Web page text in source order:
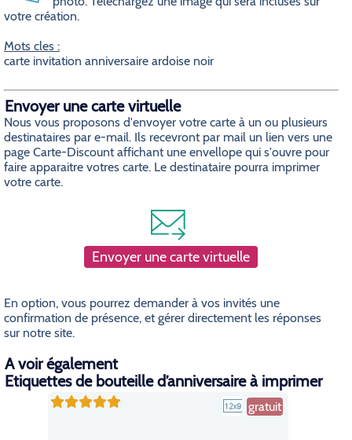
votre création.
Mots cles :
carte invitation anniversaire ardoise noir
Envoyer une carte virtuelle
Nous vous proposons d'envoyer votre carte à un ou plusieurs
destinataires par e-mail. Ils recevront par mail un lien vers une
page Carte-Discount affichant une envellope qui s'ouvre pour
faire apparaitre votres carte. Le destinataire pourra imprimer
votre carte.
Envoyer une carte virtuelle
En option, vous pourrez demander à vos invités une
confirmation de présence, et gérer directement les réponses
sur notre site.
A voir également
Etiquettes de bouteille d’anniversaire à imprimer
gratuit